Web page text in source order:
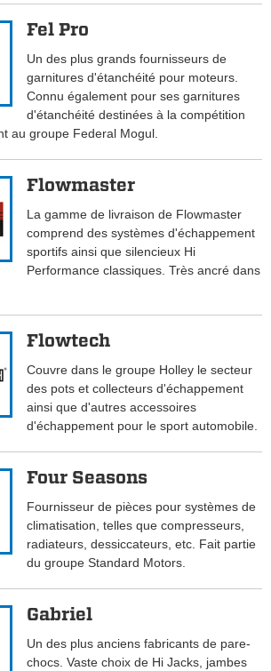
Fel Pro
Un des plus grands fournisseurs de
garnitures d'étanchéité pour moteurs.
Connu également pour ses garnitures
d'étanchéité destinées à la compétition
au groupe Federal Mogul.
Flowmaster
La gamme de livraison de Flowmaster
comprend des systèmes d'échappement
sportifs ainsi que silencieux Hi
Performance classiques. Très ancré dans
Flowtech
Couvre dans le groupe Holley le secteur
des pots et collecteurs d'échappement
ainsi que d'autres accessoires
d'échappement pour le sport automobile.
Four Seasons
Fournisseur de pièces pour systèmes de
climatisation, telles que compresseurs,
radiateurs, dessiccateurs, etc. Fait partie
du groupe Standard Motors.
Gabriel
Un des plus anciens fabricants de pare-
chocs. Vaste choix de Hi Jacks, jambes